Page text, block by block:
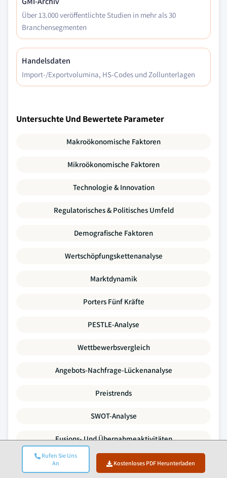
Rufen Sie Uns
An
Kostenloses PDF Herunterladen
Über 13.000 veröffentlichte Studien in mehr als 30
Branchensegmenten
Handelsdaten
Import-/Exportvolumina, HS-Codes und Zollunterlagen
Untersuchte Und Bewertete Parameter
Makroökonomische Faktoren
Mikroökonomische Faktoren
Technologie & Innovation
Regulatorisches & Politisches Umfeld
Demografische Faktoren
Wertschöpfungskettenanalyse
Marktdynamik
Porters Fünf Kräfte
PESTLE-Analyse
Wettbewerbsvergleich
Angebots-Nachfrage-Lückenanalyse
Preistrends
SWOT-Analyse
Fusions- Und Übernahmeaktivitäten
Investitions- Und Finanzierungslandschaft